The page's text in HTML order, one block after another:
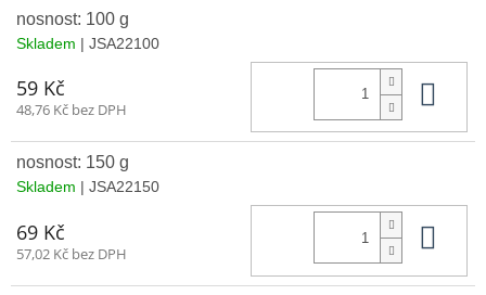
nosnost: 100 g
Skladem | JSA22100
59 Kč
48,76 Kč bez DPH
nosnost: 150 g
Skladem | JSA22150
69 Kč
57,02 Kč bez DPH